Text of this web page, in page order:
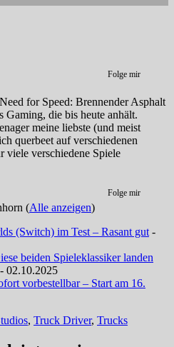
Folge mir
for Speed: Brennender Asphalt
Gaming, die bis heute anhält.
meine liebste (und meist
querbeet auf verschiedenen
viele verschiedene Spiele
Folge mir
(Alle anzeigen)
(Switch) im Test – Rasant gut-
beiden Spieleklassiker landen
- 02.10.2025
vorbestellbar – Start am 16.
, Truck Driver, Trucks